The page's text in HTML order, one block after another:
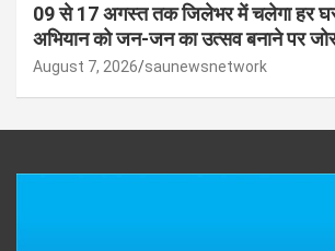
09 से 17 अगस्त तक जिलेभर में चलेगा हर घर
अभियान को जन-जन का उत्सव बनाने पर
August 7, 2026 saunewsnetwork